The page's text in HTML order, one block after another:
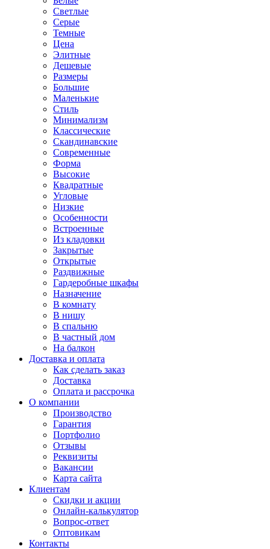
Светлые
Серые
Темные
Цена
Элитные
Дешевые
Размеры
Большие
Маленькие
Стиль
Минимализм
Классические
Скандинавские
Современные
Форма
Высокие
Квадратные
Угловые
Низкие
Особенности
Встроенные
Из кладовки
Закрытые
Открытые
Раздвижные
Гардеробные шкафы
Назначение
В комнату
В нишу
В спальню
В частный дом
На балкон
Доставка и оплата
Как сделать заказ
Доставка
Оплата и рассрочка
О компании
Производство
Гарантия
Портфолио
Отзывы
Реквизиты
Вакансии
Карта сайта
Клиентам
Скидки и акции
Онлайн-калькулятор
Вопрос-ответ
Оптовикам
Контакты